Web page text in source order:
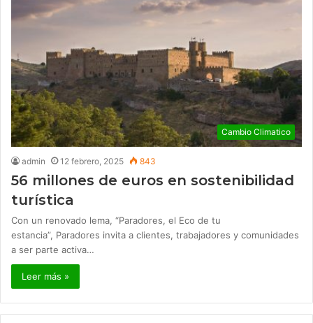
Cambio Climatico
admin 12 febrero, 2025 843
56 millones de euros en sostenibilidad
turística
Con un renovado lema, “Paradores, el Eco de tu
estancia”, Paradores invita a clientes, trabajadores y comunidades
a ser parte activa…
Leer más »